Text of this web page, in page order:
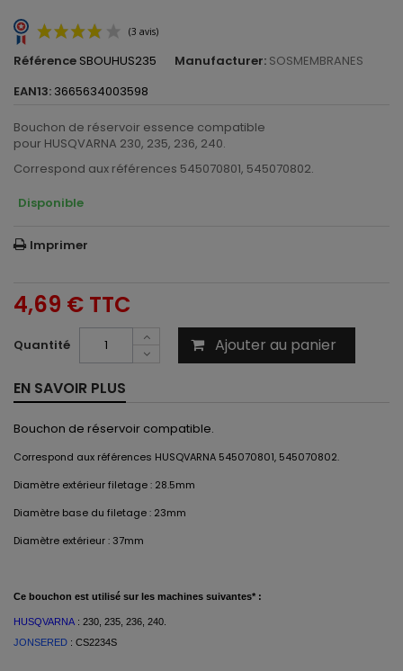
Référence SBOUHUS235 Manufacturer: SOSMEMBRANES
EAN13: 3665634003598
Bouchon de réservoir essence compatible
pour HUSQVARNA 230, 235, 236, 240.
Correspond aux références 545070801, 545070802.
Disponible
Imprimer
4,69 € TTC
Quantité Ajouter au panier
EN SAVOIR PLUS
Bouchon de réservoir compatible.
Correspond aux références HUSQVARNA 545070801, 545070802.
Diamètre extérieur filetage : 28.5mm
Diamètre base du filetage : 23mm
Diamètre extérieur : 37mm
Ce bouchon est utilisé sur les machines suivantes* :
HUSQVARNA : 230, 235, 236, 240.
JONSERED : CS2234S